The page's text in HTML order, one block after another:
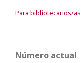
Para bibliotecarios/as
Número actual